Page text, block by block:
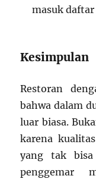
masuk
Kesimpulan
Restoran
bahwa dalam
luar biasa.
karena
yang tak bisa
penggemar